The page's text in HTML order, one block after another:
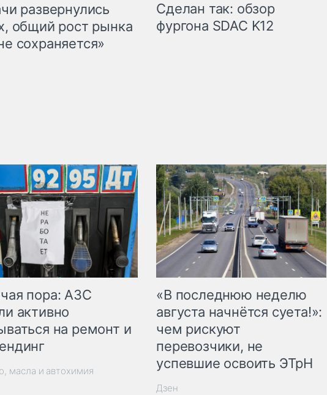
развернулись
общий рост рынка
сохраняется»
Сделан так: обзор
фургона SDAC K12
пора: АЗС
активно
на ремонт и
масла и автохимия
«В последнюю неделю
августа начнётся суета!»:
чем рискуют
перевозчики, не
успевшие освоить ЭТрН
Дзен